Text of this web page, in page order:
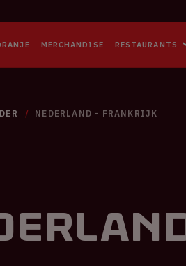
MERCHANDISE RESTAURANTS
NEDERLAND - FRANKRIJK